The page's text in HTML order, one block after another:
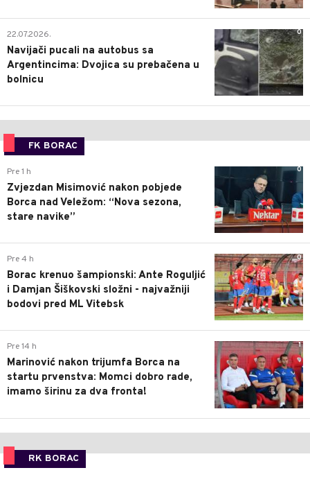
0
22.07.2026.
Navijači pucali na autobus sa
Argentincima: Dvojica su prebačena u
bolnicu
FK BORAC
0
Pre 1 h
Zvjezdan Misimović nakon pobjede
Borca nad Veležom: “Nova sezona,
stare navike”
0
Pre 4 h
Borac krenuo šampionski: Ante Roguljić
i Damjan Šiškovski složni - najvažniji
bodovi pred ML Vitebsk
1
Pre 14 h
Marinović nakon trijumfa Borca na
startu prvenstva: Momci dobro rade,
imamo širinu za dva fronta!
RK BORAC